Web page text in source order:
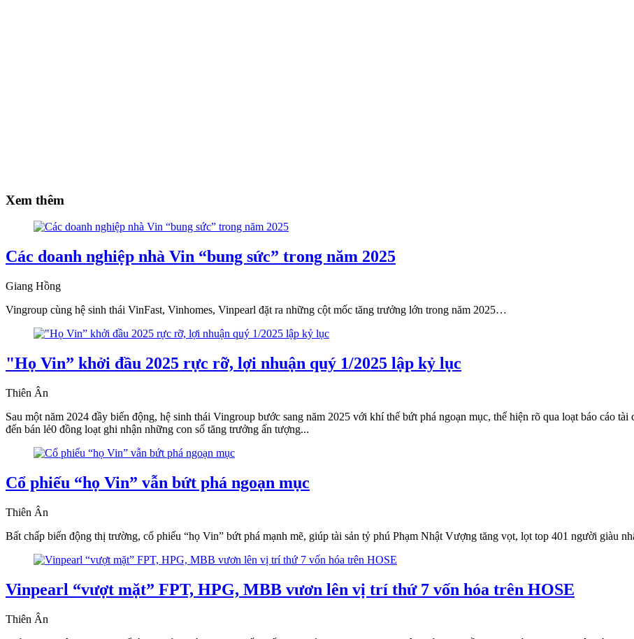
Xem thêm
Các doanh nghiệp nhà Vin “bung sức” trong năm 2025
Giang Hồng
Vingroup cùng hệ sinh thái VinFast, Vinhomes, Vinpearl đặt ra những cột mốc tăng trưởng lớn trong năm 2025…
"Họ Vin” khởi đầu 2025 rực rỡ, lợi nhuận quý 1/2025 lập kỷ lục
Thiên Ân
Sau một năm 2024 đầy biến động, hệ sinh thái Vingroup bước sang năm 2025 với khí thế bứt phá ngoạn mục, thể hiện rõ qua loạt báo cáo
đến bán lẻ0 đồng loạt ghi nhận những con số tăng trưởng ấn tượng...
Cổ phiếu “họ Vin” vẫn bứt phá ngoạn mục
Thiên Ân
Bất chấp biến động thị trường, cổ phiếu “họ Vin” bứt phá mạnh mẽ, giúp tài sản tỷ phú Phạm Nhật Vượng tăng vọt, lọt top 401 người giàu
Vinpearl “vượt mặt” FPT, HPG, MBB vươn lên vị trí thứ 7 vốn hóa trên HOSE
Thiên Ân